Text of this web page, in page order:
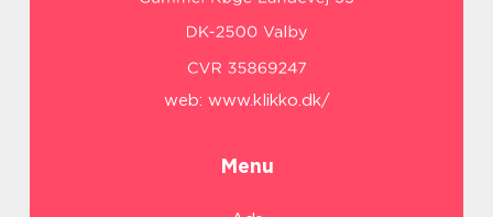
web: www.klikko.dk/
Menu